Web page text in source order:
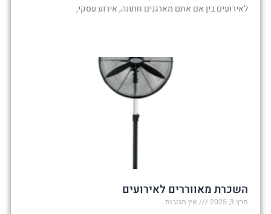
לאירועים בין אם אתם מארגנים חתונה, אירוע עסקי,
השכרת מאווררים לאירועים
מרץ 3, 2025 אין תגובות